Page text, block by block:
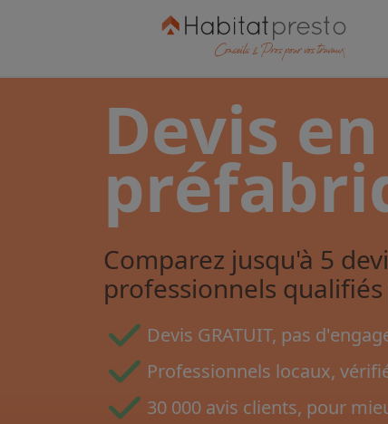
Devis
Comparez jusqu'à 5
professionnels
Devis GRATUIT, pas
Professionnels locaux,
30 000 avis clients, pour